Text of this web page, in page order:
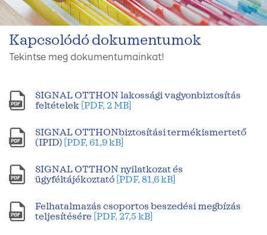
Kapcsolódó dokumentumok
Tekintse meg dokumentumainkat!
SIGNAL OTTHON lakossági vagyonbiztosítás
feltételek [PDF, 2 MB]
SIGNAL OTTHONbiztosítási termékismertető
(IPID) [PDF, 61,9 kB]
SIGNAL OTTHON nyilatkozat és
ügyféltájékoztató [PDF, 81,6 kB]
Felhatalmazás csoportos beszedési megbízás
teljesítésére [PDF, 27,5 kB]